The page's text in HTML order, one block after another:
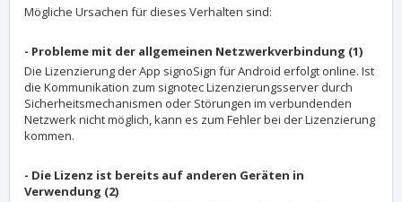
Mögliche Ursachen für dieses Verhalten sind:
- Probleme mit der allgemeinen Netzwerkverbindung (1)
Die Lizenzierung der App signoSign für Android erfolgt online. Ist
die Kommunikation zum signotec Lizenzierungsserver durch
Sicherheitsmechanismen oder Störungen im verbundenden
Netzwerk nicht möglich, kann es zum Fehler bei der Lizenzierung
kommen.
- Die Lizenz ist bereits auf anderen Geräten in
Verwendung (2)